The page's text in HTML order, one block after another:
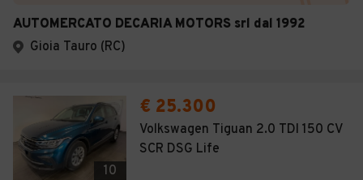
AUTOMERCATO DECARIA MOTORS srl dal 1992
Gioia Tauro (RC)
10
€ 25.300
Volkswagen Tiguan 2.0 TDI 150 CV
SCR DSG Life